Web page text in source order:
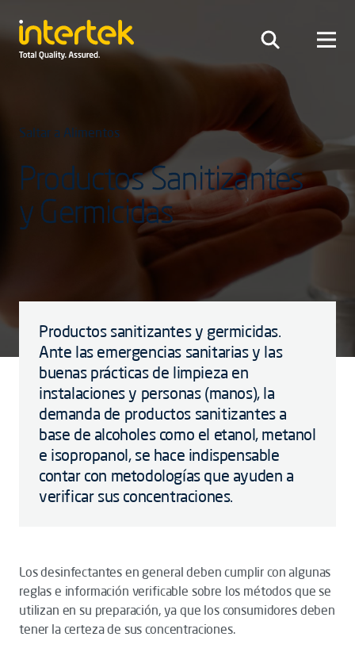
Saltar a Alimentos
Productos Sanitizantes
y Germicidas
Productos sanitizantes y germicidas.
Ante las emergencias sanitarias y las
buenas prácticas de limpieza en
instalaciones y personas (manos), la
demanda de productos sanitizantes a
base de alcoholes como el etanol, metanol
e isopropanol, se hace indispensable
contar con metodologías que ayuden a
verificar sus concentraciones.
Los desinfectantes en general deben cumplir con algunas
reglas e información verificable sobre los métodos que se
utilizan en su preparación, ya que los consumidores deben
tener la certeza de sus concentraciones.